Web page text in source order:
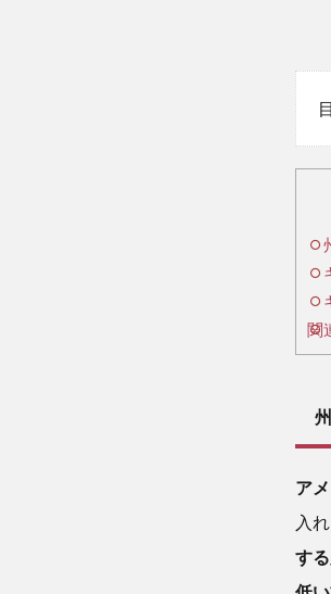
よ
っ
て
教
育
が
う
2
州
キ
ギ
関
州
ア
入
す